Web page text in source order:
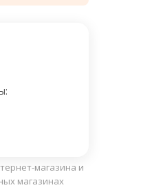
магазина и
магазинах